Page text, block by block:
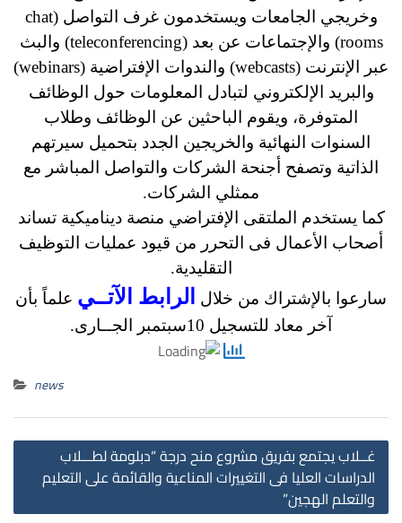
وخريجي الجامعات ويستخدمون غرف التواصل (chat
rooms) والإجتماعات عن بعد (teleconferencing) والبث
عبر الإنترنت (webcasts) والندوات الإفتراضية (webinars)
والبريد الإلكتروني لتبادل المعلومات حول الوظائف
المتوفرة، ويقوم الباحثين عن الوظائف وطلاب
السنوات النهائية والخريجين الجدد بتحميل سيرتهم
الذاتية وتصفح أجنحة الشركات والتواصل المباشر مع
ممثلي الشركات.
كما يستخدم الملتقى الإفتراضي منصة ديناميكية تساند
أصحاب الأعمال فى التحرر من قيود عمليات التوظيف
التقليدية.
سارعوا بالإشتراك من خلال
الرابط الآتــي علماً بأن
آخر معاد للتسجيل 10سبتمبر الجــارى.
news
غــلاب يجتمع بفريق مشروع منح درجة “دبلومة لطـــلاب
الدراسات العليا فى التغييرات المناعية والقائمة على التعليم
والتعلم الهجين”